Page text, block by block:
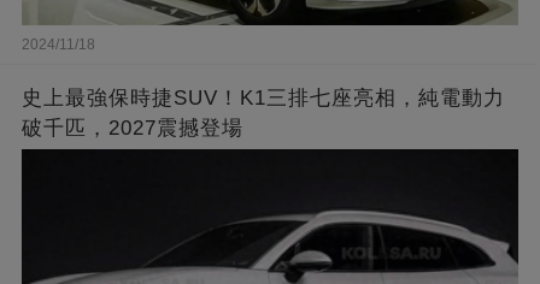
2024/11/18
史上最強保時捷SUV！K1三排七座亮相，純電動力
破千匹，2027震撼登場